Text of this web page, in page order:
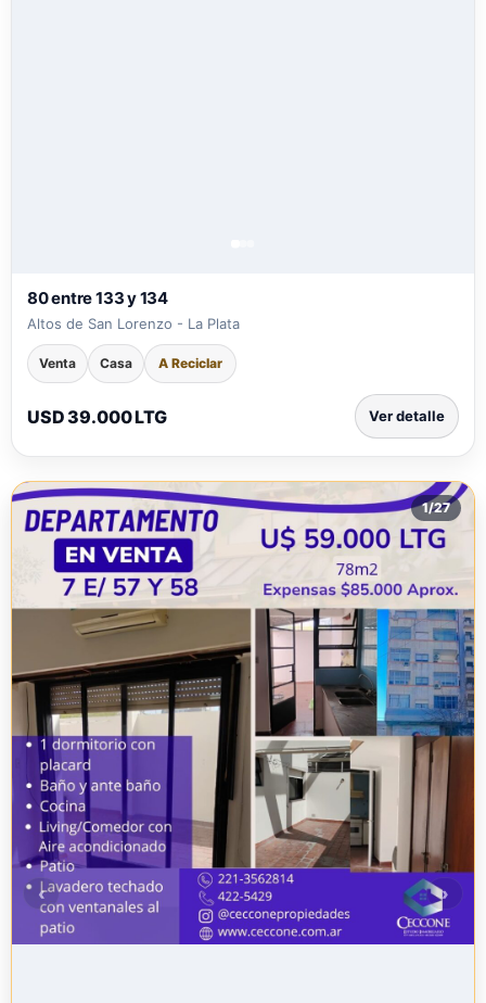
80 entre 133 y 134
Altos de San Lorenzo - La Plata
Venta Casa A Reciclar
USD 39.000 LTG Ver detalle
‹ ›
1/27